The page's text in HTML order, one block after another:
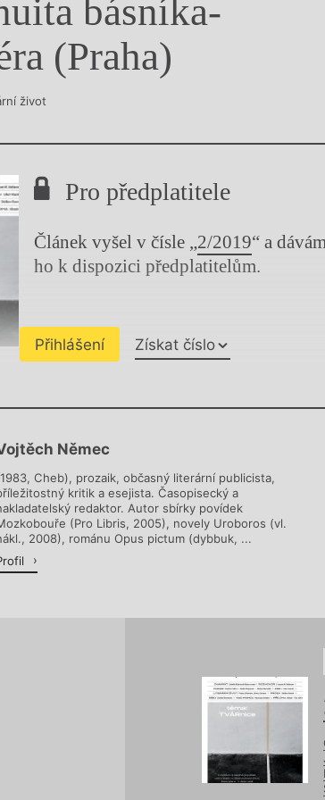
básníka-
(Praha)
život
Pro předplatitele
Článek vyšel v čísle „2/2019“ a
ho k dispozici předplatitelům.
Přihlášení Získat číslo
Chviličku.
Němec
Cheb), prozaik, občasný literární publicista,
kritik a esejista. Časopisecký a
redaktor. Autor sbírky povídek
(Pro Libris, 2005), novely Uroboros (vl.
2008), románu Opus pictum (dybbuk, ...